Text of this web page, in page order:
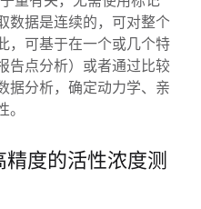
数据是连续的，可对整个
，可基于在一个或几个特
告点分析）或者通过比较
据分析，确定动力学、亲
。
精度的活性浓度测